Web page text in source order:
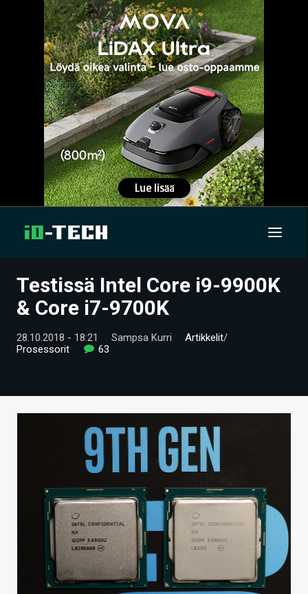
UUTISET
VIDEOT
TIETOA
VAIHDA TEEMA
HAKU
Testissä Intel Core i9-9900K
& Core i7-9700K
28.10.2018 - 18:21 Sampsa Kurri Artikkelit/
Prosessorit
63